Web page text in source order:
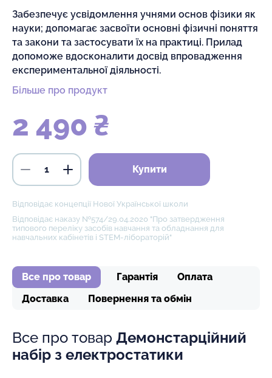
Забезпечує усвідомлення учнями основ фізики як
науки; допомагає засвоїти основні фізичні поняття
та закони та застосувати їх на практиці. Прилад
допоможе вдосконалити досвід впровадження
експериментальної діяльності.
Більше про продукт
2 490 ₴
Купити
Відповідає концепції Нової Української школи
Відповідає наказу №574/29.04.2020 "Про затвердження
типового переліку засобів навчання та обладнання для
навчальних кабінетів і STEM-лібораторій"
Все про товар Гарантія
Оплата
Доставка
Повернення та обмін
Все про товар Демонстарційний
набір з електростатики